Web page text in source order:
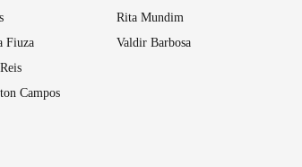
Fiuza
Campos
Rita Mundim
Valdir Barbosa